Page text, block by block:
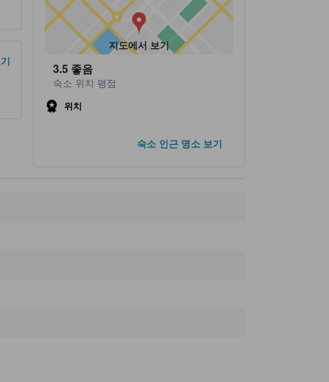
지도에서 보기
3.5 좋음
숙소 위치 평점
위치
숙소 인근 명소 보기